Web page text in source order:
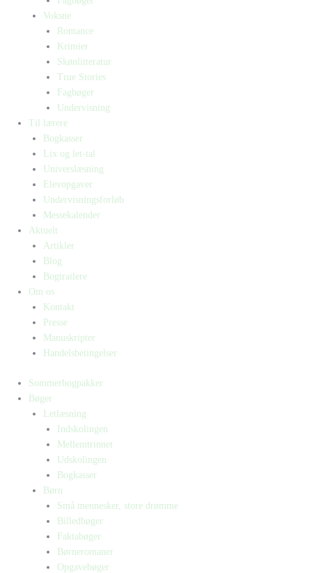
Voksne
Romance
Krimier
Skønlitteratur
True Stories
Fagbøger
Undervisning
Til lærere
Bogkasser
Lix og let-tal
Universlæsning
Elevopgaver
Undervisningsforløb
Messekalender
Aktuelt
Artikler
Blog
Bogtrailere
Om os
Kontakt
Presse
Manuskripter
Handelsbetingelser
Sommerbogpakker
Bøger
Letlæsning
Indskolingen
Mellemtrinnet
Udskolingen
Bogkasser
Børn
Små mennesker, store drømme
Billedbøger
Faktabøger
Børneromaner
Opgavebøger